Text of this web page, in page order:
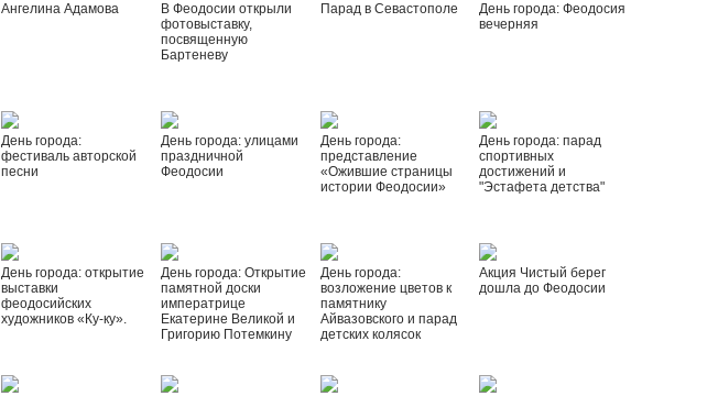
Ангелина Адамова
В Феодосии открыли
фотовыставку,
посвященную
Бартеневу
Парад в Севастополе
День города: Феодосия
вечерняя
День города:
фестиваль авторской
песни
День города: улицами
праздничной
Феодосии
День города:
представление
«Ожившие страницы
истории Феодосии»
День города: парад
спортивных
достижений и
"Эстафета детства"
День города: открытие
выставки
феодосийских
художников «Ку-ку».
День города: Открытие
памятной доски
императрице
Екатерине Великой и
Григорию Потемкину
День города:
возложение цветов к
памятнику
Айвазовского и парад
детских колясок
Акция Чистый берег
дошла до Феодосии